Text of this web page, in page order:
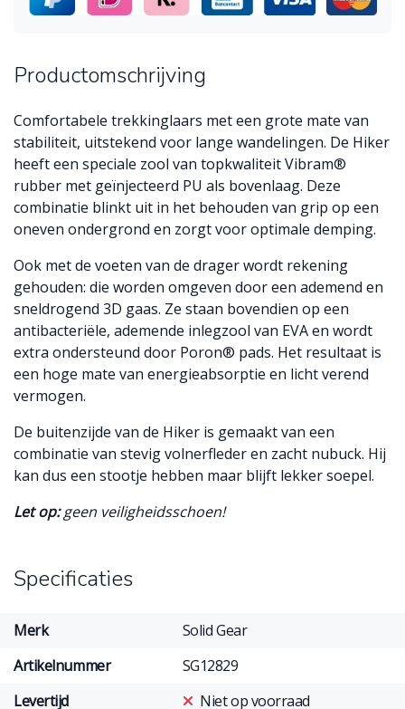
Productomschrijving
Comfortabele trekkinglaars met een grote mate van
stabiliteit, uitstekend voor lange wandelingen. De Hiker
heeft een speciale zool van topkwaliteit Vibram®
rubber met geïnjecteerd PU als bovenlaag. Deze
combinatie blinkt uit in het behouden van grip op een
oneven ondergrond en zorgt voor optimale demping.
Ook met de voeten van de drager wordt rekening
gehouden: die worden omgeven door een ademend en
sneldrogend 3D gaas. Ze staan bovendien op een
antibacteriële, ademende inlegzool van EVA en wordt
extra ondersteund door Poron® pads. Het resultaat is
een hoge mate van energieabsorptie en licht verend
vermogen.
De buitenzijde van de Hiker is gemaakt van een
combinatie van stevig volnerfleder en zacht nubuck. Hij
kan dus een stootje hebben maar blijft lekker soepel.
Let op:geen veiligheidsschoen!
Specificaties
Merk
Solid Gear
Artikelnummer
SG12829
Levertijd
Niet op voorraad